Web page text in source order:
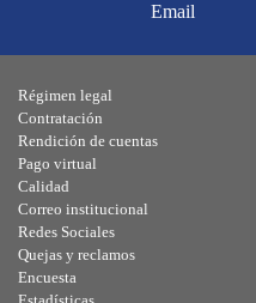
Email
Régimen legal
Contratación
Rendición de cuentas
Pago virtual
Calidad
Correo institucional
Redes Sociales
Quejas y reclamos
Encuesta